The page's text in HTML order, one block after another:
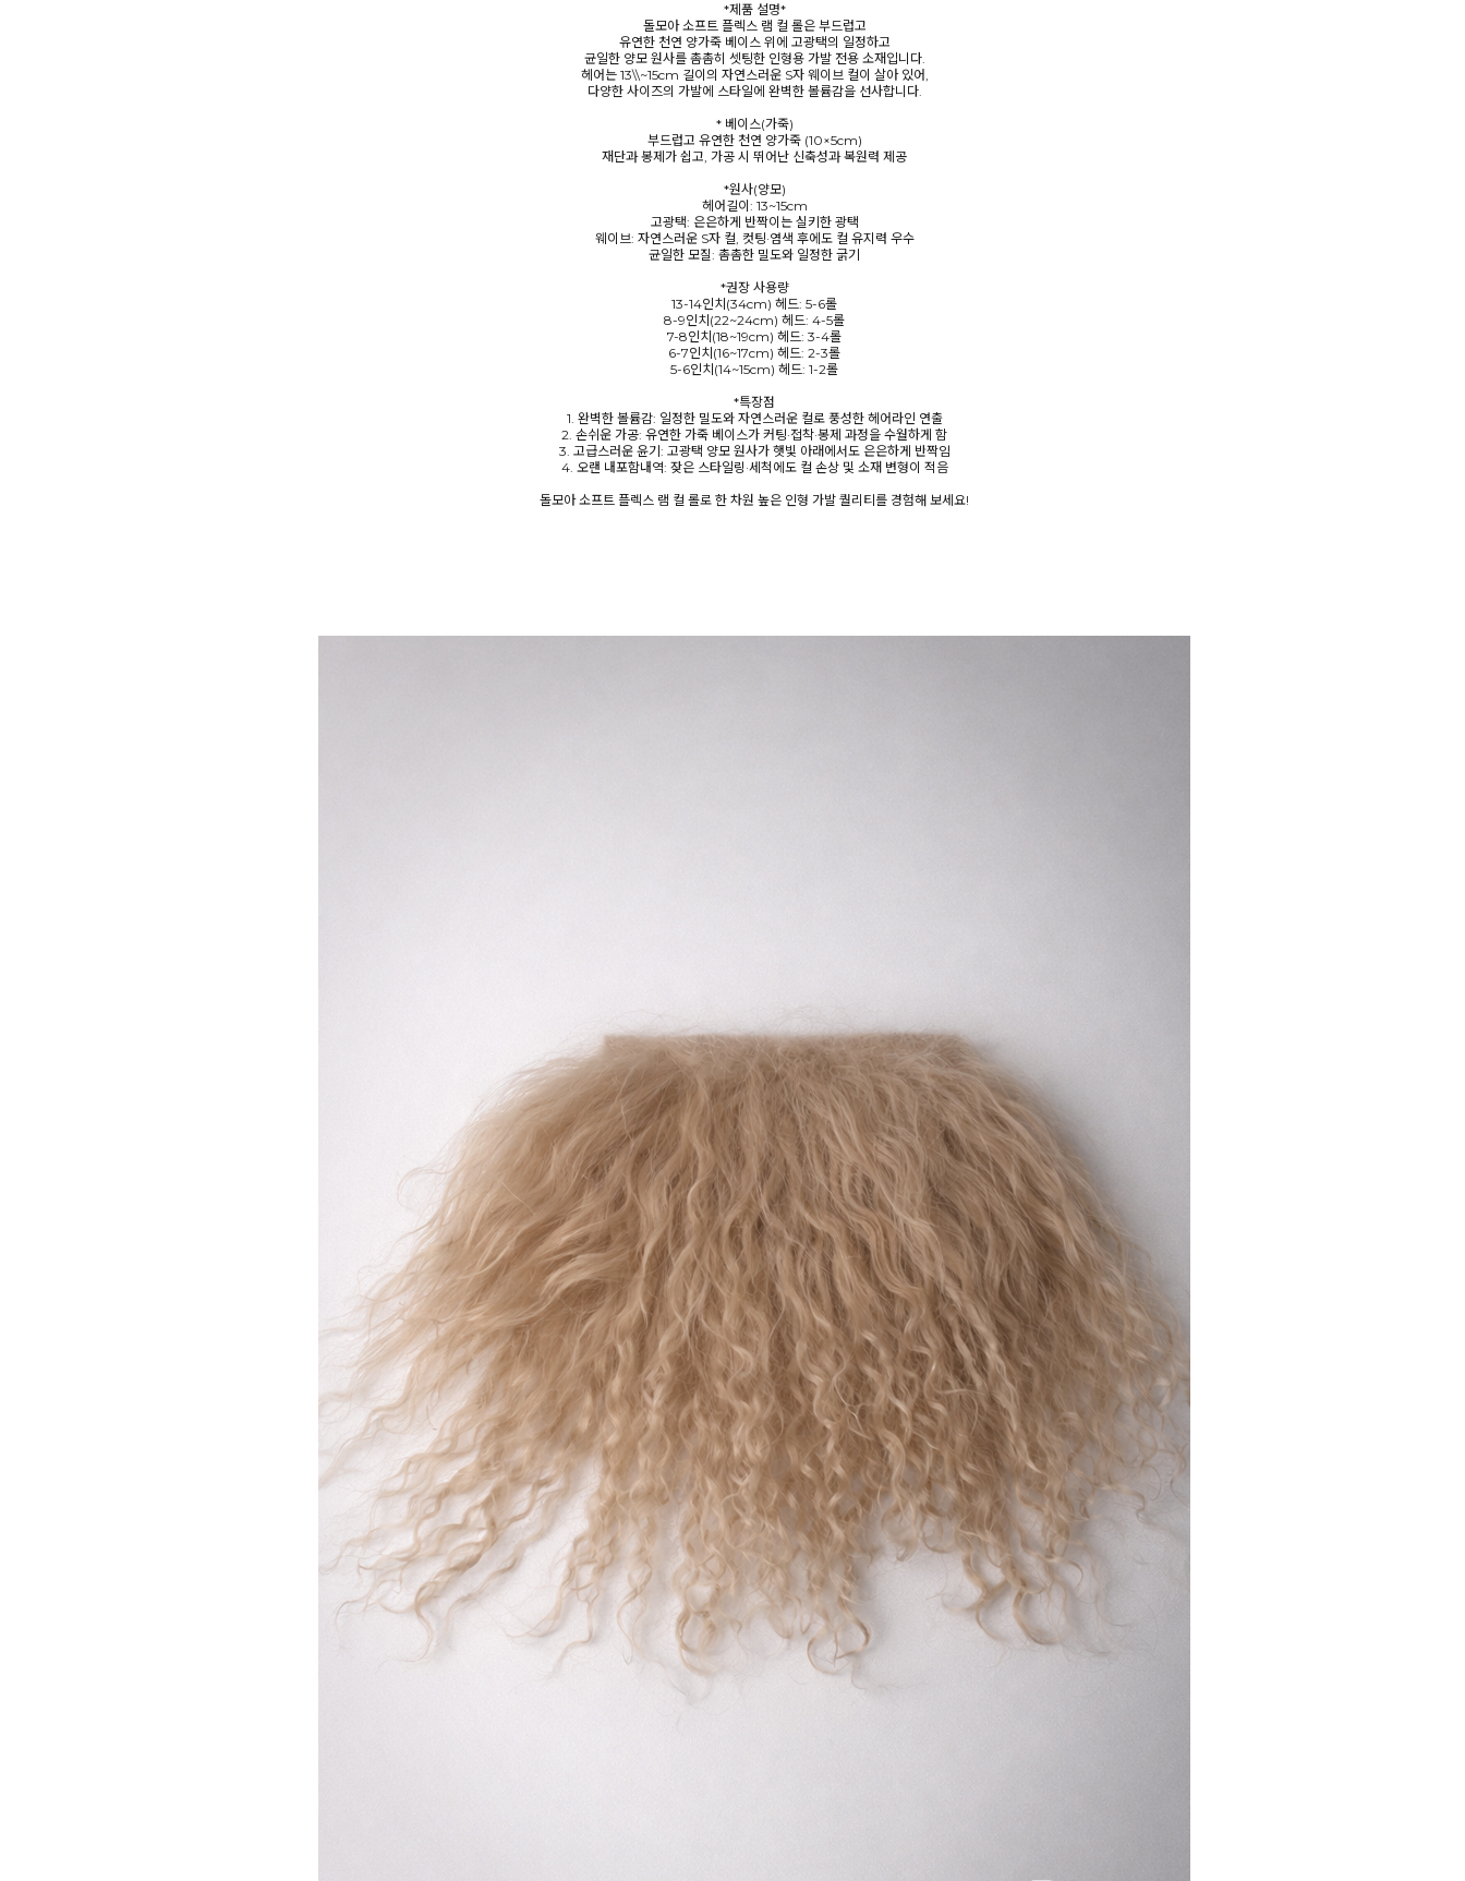
*제품 설명*
돌모아 소프트 플렉스 램 컬 롤은 부드럽고
유연한 천연 양가죽 베이스 위에 고광택의 일정하고
균일한 양모 원사를 촘촘히 셋팅한 인형용 가발 전용 소재입니다.
헤어는 13\\~15cm 길이의 자연스러운 S자 웨이브 컬이 살아 있어,
다양한 사이즈의 가발에 스타일에 완벽한 볼륨감을 선사합니다.
* 베이스(가죽)
부드럽고 유연한 천연 양가죽 (10×5cm)
재단과 봉제가 쉽고, 가공 시 뛰어난 신축성과 복원력 제공
*원사(양모)
헤어길이: 13~15cm
고광택: 은은하게 반짝이는 실키한 광택
웨이브: 자연스러운 S자 컬, 컷팅·염색 후에도 컬 유지력 우수
균일한 모질: 촘촘한 밀도와 일정한 굵기
*권장 사용량
13-14인치(34cm) 헤드: 5-6롤
8-9인치(22~24cm) 헤드: 4-5롤
7-8인치(18~19cm) 헤드: 3-4롤
6-7인치(16~17cm) 헤드: 2-3롤
5-6인치(14~15cm) 헤드: 1-2롤
*특장점
1. 완벽한 볼륨감: 일정한 밀도와 자연스러운 컬로 풍성한 헤어라인 연출
2. 손쉬운 가공: 유연한 가죽 베이스가 커팅·접착·봉제 과정을 수월하게 함
3. 고급스러운 윤기: 고광택 양모 원사가 햇빛 아래에서도 은은하게 반짝임
4. 오랜 내포함내역: 잦은 스타일링·세척에도 컬 손상 및 소재 변형이 적음
돌모아 소프트 플렉스 램 컬 롤로 한 차원 높은 인형 가발 퀄리티를 경험해 보세요!